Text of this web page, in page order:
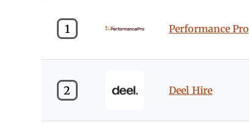
1 Performance Pro
2 Deel Hire